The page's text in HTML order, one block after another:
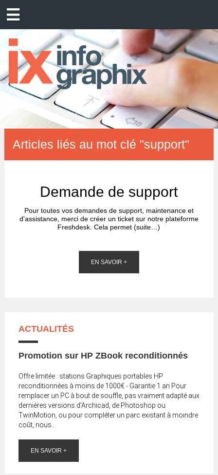
Articles liés au mot clé "support"
Demande de support
Pour toutes vos demandes de support, maintenance et
d'assistance, merci de créer un ticket sur notre plateforme
Freshdesk. Cela permet (suite…)
EN SAVOIR +
ACTUALITÉS
Promotion sur HP ZBook reconditionnés
Offre limitée : stations Graphiques portables HP
reconditionnées à moins de 1000€ - Garantie 1 an Pour
remplacer un PC à bout de souffle, pas vraiment adapté aux
dernières versions d'Archicad, de Photoshop ou
TwinMotion, ou pour compléter un parc existant à moindre
coût, nous...
EN SAVOIR +